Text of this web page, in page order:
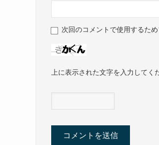
次回のコメントで使用するた
上に表示された文字を入力してく